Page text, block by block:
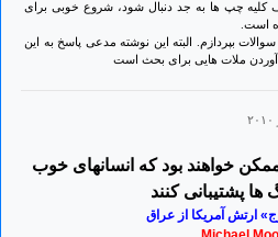
کلیه چپ ها به جد دنبال شود، شروع خوبی برای
است.
بپردازم. البته این نوشته مدعی پاسخ به این
ملات هایی برای بحث است
خواهند بود که انسانهای خوب
ها پشتیبانی کنند
ارتش آمریکا از عراق